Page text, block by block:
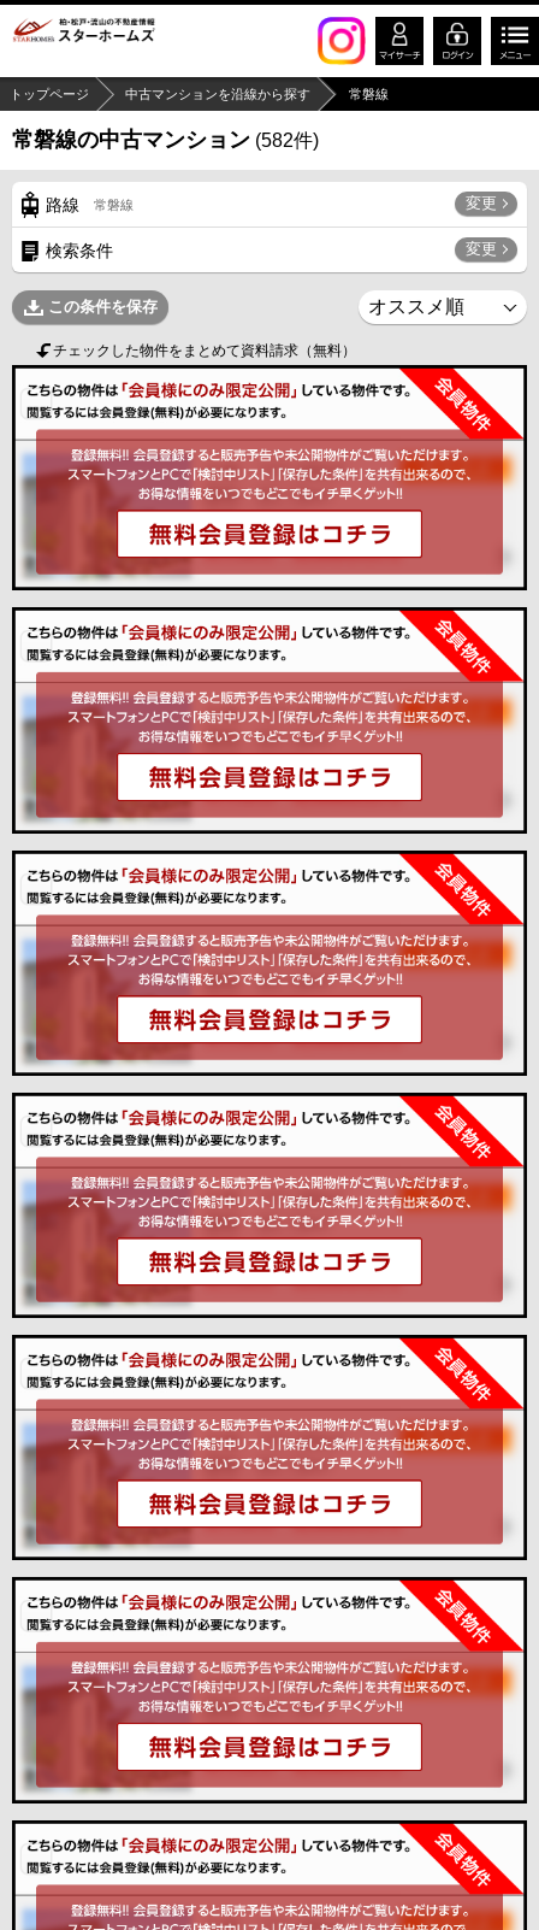
トップページ 中古マンションを沿線から探す 常磐線
常磐線の中古マンション (582件)
路線 常磐線 変更
検索条件 変更
この条件を保存
チェックした物件をまとめて資料請求（無料）